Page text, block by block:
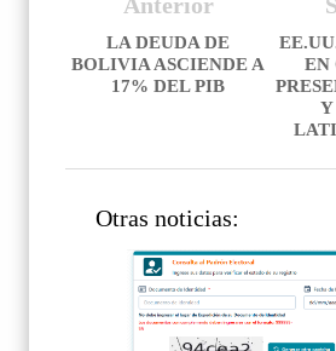
EN
Y
LA DEUDA DE
BOLIVIA ASCIENDE A
17% DEL PIB
Otras noticias: